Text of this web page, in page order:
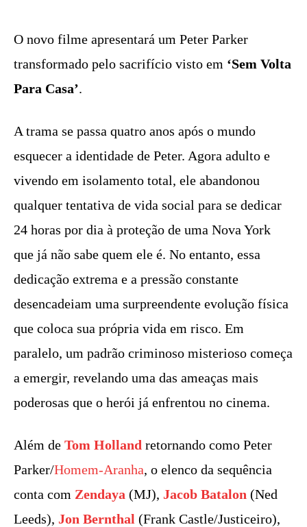
O novo filme apresentará um Peter Parker
transformado pelo sacrifício visto em ‘Sem Volta
Para Casa’.
A trama se passa quatro anos após o mundo
esquecer a identidade de Peter. Agora adulto e
vivendo em isolamento total, ele abandonou
qualquer tentativa de vida social para se dedicar
24 horas por dia à proteção de uma Nova York
que já não sabe quem ele é. No entanto, essa
dedicação extrema e a pressão constante
desencadeiam uma surpreendente evolução física
que coloca sua própria vida em risco. Em
paralelo, um padrão criminoso misterioso começa
a emergir, revelando uma das ameaças mais
poderosas que o herói já enfrentou no cinema.
Além de Tom Holland retornando como Peter
Parker/Homem-Aranha, o elenco da sequência
conta com Zendaya (MJ), Jacob Batalon (Ned
Leeds), Jon Bernthal (Frank Castle/Justiceiro),